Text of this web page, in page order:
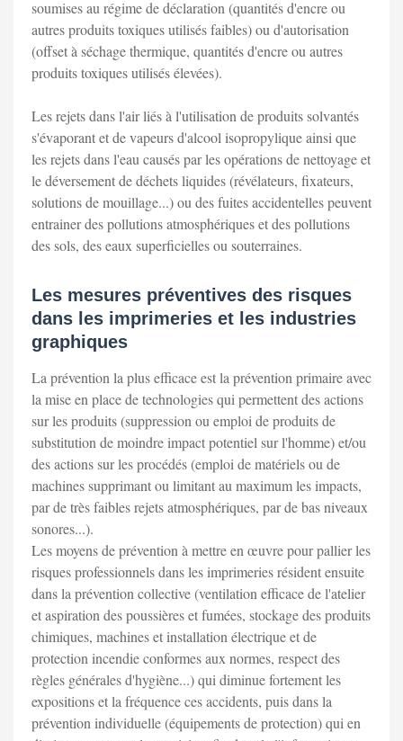
soumises au régime de déclaration (quantités d'encre ou
autres produits toxiques utilisés faibles) ou d'autorisation
(offset à séchage thermique, quantités d'encre ou autres
produits toxiques utilisés élevées).
Les rejets dans l'air liés à l'utilisation de produits solvantés
s'évaporant et de vapeurs d'alcool isopropylique ainsi que
les rejets dans l'eau causés par les opérations de nettoyage et
le déversement de déchets liquides (révélateurs, fixateurs,
solutions de mouillage...) ou des fuites accidentelles peuvent
entrainer des pollutions atmosphériques et des pollutions
des sols, des eaux superficielles ou souterraines.
Les mesures préventives des risques
dans les imprimeries et les industries
graphiques
La prévention la plus efficace est la prévention primaire avec
la mise en place de technologies qui permettent des actions
sur les produits (suppression ou emploi de produits de
substitution de moindre impact potentiel sur l'homme) et/ou
des actions sur les procédés (emploi de matériels ou de
machines supprimant ou limitant au maximum les impacts,
par de très faibles rejets atmosphériques, par de bas niveaux
sonores...).
Les moyens de prévention à mettre en œuvre pour pallier les
risques professionnels dans les imprimeries résident ensuite
dans la prévention collective (ventilation efficace de l'atelier
et aspiration des poussières et fumées, stockage des produits
chimiques, machines et installation électrique et de
protection incendie conformes aux normes, respect des
règles générales d'hygiène...) qui diminue fortement les
expositions et la fréquence ces accidents, puis dans la
prévention individuelle (équipements de protection) qui en